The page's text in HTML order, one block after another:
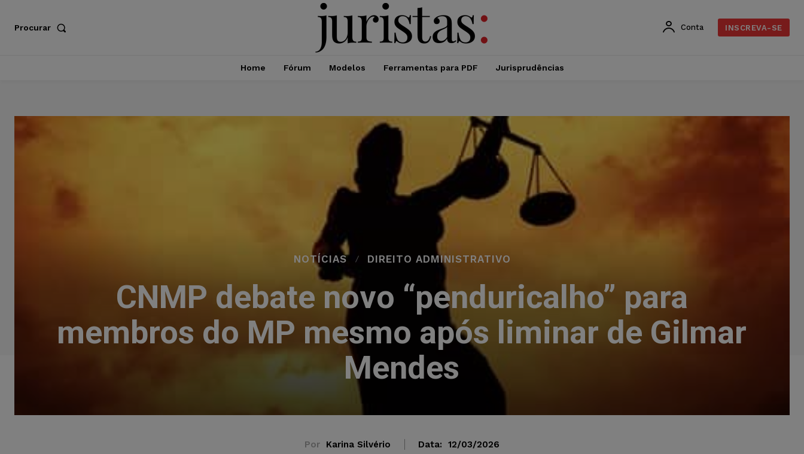
Procurar Conta INSCREVA-SE
Home Fórum Modelos Ferramentas para PDF Jurisprudências
NOTÍCIAS DIREITO ADMINISTRATIVO
CNMP debate novo “penduricalho” para
membros do MP mesmo após liminar de Gilmar
Mendes
Por Karina Silvério Data: 12/03/2026